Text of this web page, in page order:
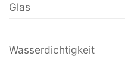
Glas
Wasserdichtigkeit